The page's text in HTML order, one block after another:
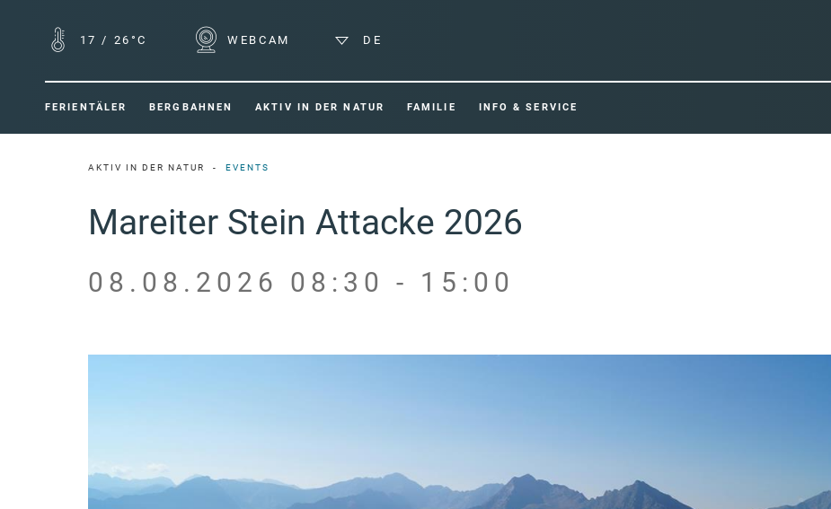
17 / 26°C WEBCAM DE
FERIENTÄLER BERGBAHNEN AKTIV IN DER NATUR FAMILIE INFO & SERVICE
AKTIV IN DER NATUR EVENTS
Mareiter Stein Attacke 2026
08.08.2026 08:30 - 15:00